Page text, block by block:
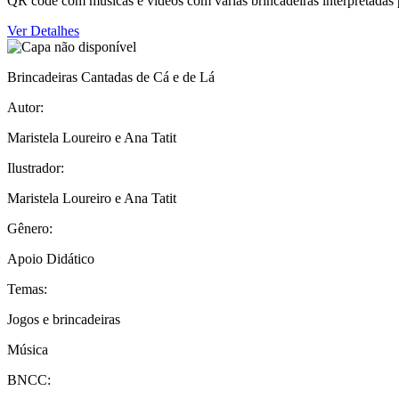
Ver Detalhes
Brincadeiras Cantadas de Cá e de Lá
Autor:
Maristela Loureiro e Ana Tatit
Ilustrador:
Maristela Loureiro e Ana Tatit
Gênero:
Apoio Didático
Temas:
Jogos e brincadeiras
Música
BNCC: